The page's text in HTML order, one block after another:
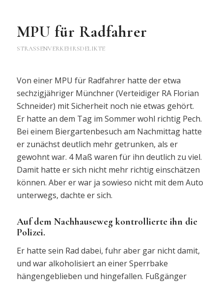
MPU für Radfahrer
STRASSENVERKEHRSDELIKTE
Von einer MPU für Radfahrer hatte der etwa
sechzigjähriger Münchner (Verteidiger RA Florian
Schneider) mit Sicherheit noch nie etwas gehört.
Er hatte an dem Tag im Sommer wohl richtig Pech.
Bei einem Biergartenbesuch am Nachmittag hatte
er zunächst deutlich mehr getrunken, als er
gewohnt war. 4 Maß waren für ihn deutlich zu viel.
Damit hatte er sich nicht mehr richtig einschätzen
können. Aber er war ja sowieso nicht mit dem Auto
unterwegs, dachte er sich.
Auf dem Nachhauseweg kontrollierte ihn die
Polizei.
Er hatte sein Rad dabei, fuhr aber gar nicht damit,
und war alkoholisiert an einer Sperrbake
hängengeblieben und hingefallen. Fußgänger